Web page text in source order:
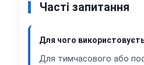
Часті запитання
Для чого
Для тимчасового або